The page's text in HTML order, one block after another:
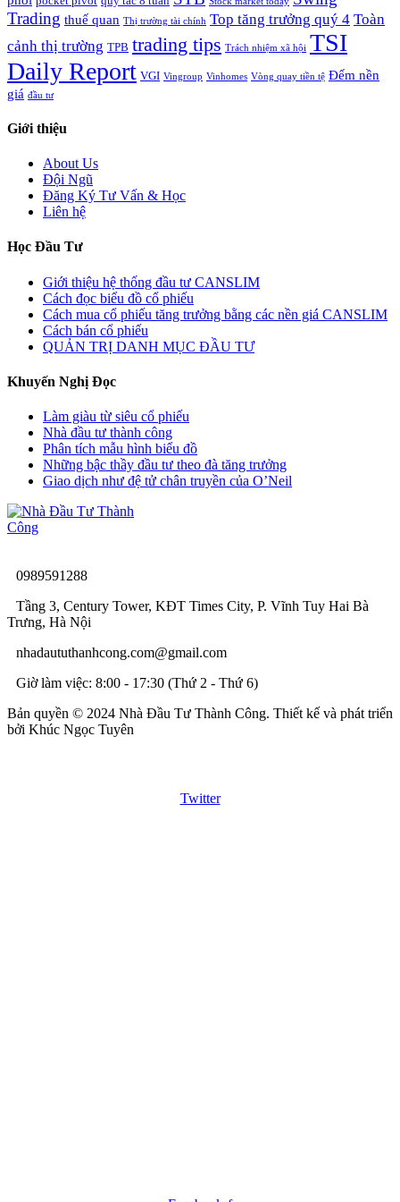
Trading thuế quan Thị trường tài chính Top tăng trưởng quý 4 Toàn
cảnh thị trường TPB trading tips Trách nhiệm xã hội TSI
Daily Report VGI Vingroup Vinhomes Vòng quay tiền tệ Đếm nền
giá đầu tư
Giới thiệu
About Us
Đội Ngũ
Đăng Ký Tư Vấn & Học
Liên hệ
Học Đầu Tư
Giới thiệu hệ thống đầu tư CANSLIM
Cách đọc biểu đồ cổ phiếu
Cách mua cổ phiếu tăng trưởng bằng các nền giá CANSLIM
Cách bán cổ phiếu
QUẢN TRỊ DANH MỤC ĐẦU TƯ
Khuyến Nghị Đọc
Làm giàu từ siêu cổ phiếu
Nhà đầu tư thành công
Phân tích mẫu hình biểu đồ
Những bậc thầy đầu tư theo đà tăng trưởng
Giao dịch như đệ tử chân truyền của O’Neil
0989591288
Tầng 3, Century Tower, KĐT Times City, P. Vĩnh Tuy Hai Bà
Trưng, Hà Nội
nhadaututhanhcong.com@gmail.com
Giờ làm việc: 8:00 - 17:30 (Thứ 2 - Thứ 6)
Bản quyền © 2024 Nhà Đầu Tư Thành Công. Thiết kế và phát triển
bởi Khúc Ngọc Tuyên
Twitter